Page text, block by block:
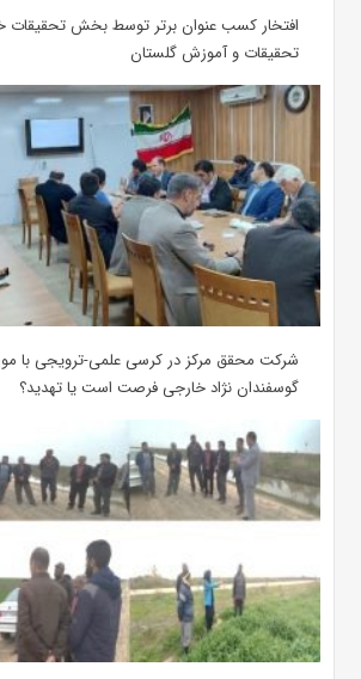
افتخار کسب عنوان برتر توسط بخش تحقیقات
تحقیقات و آموزش گلستان
شرکت محقق مرکز در کرسی علمی-ترویجی با
گوسفندان نژاد خارجی فرصت است یا تهدید؟